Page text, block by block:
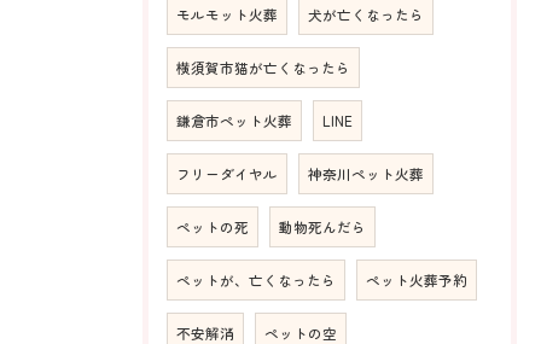
モルモット火葬 犬が亡くなったら
横須賀市猫が亡くなったら
鎌倉市ペット火葬 LINE
フリーダイヤル 神奈川ペット火葬
ペットの死 動物死んだら
ペットが、亡くなったら ペット火葬予約
不安解消 ペットの空